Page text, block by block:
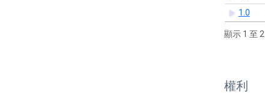
1.0
顯示 1 至
權利